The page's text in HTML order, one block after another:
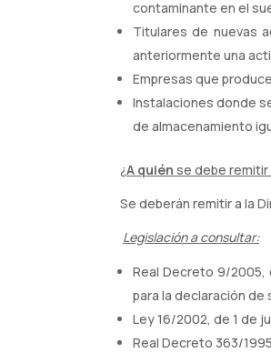
contaminante en el
Titulares de nuevas
anteriormente una
Empresas que
Instalaciones donde
de almacenamiento
¿A quién se debe
Se deberán remitir a la
Legislación a consultar:
Real Decreto 9/
para la declaración
Ley 16/2002, de 1 de
Real Decreto 363/